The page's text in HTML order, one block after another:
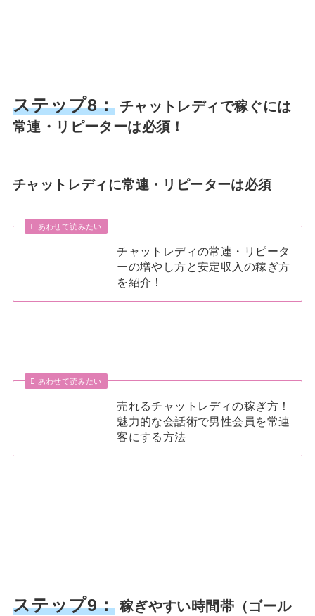
ステップ8： チャットレディで稼ぐには
常連・リピーターは必須！
チャットレディに常連・リピーターは必須
あわせて読みたい
チャットレディの常連・リピータ
ーの増やし方と安定収入の稼ぎ方
を紹介！
あわせて読みたい
売れるチャットレディの稼ぎ方！
魅力的な会話術で男性会員を常連
客にする方法
ステップ9： 稼ぎやすい時間帯（ゴール